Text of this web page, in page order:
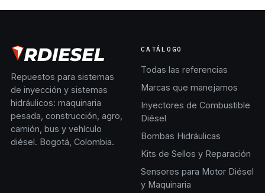
Repuestos para sistemas
de inyección y sistemas
hidráulicos: maquinaria
pesada, construcción, agro,
camión, bus y vehículo
diésel. Bogotá, Colombia.
CATÁLOGO
Todas las referencias
Marcas que manejamos
Inyectores de Combustible
Diésel
Bombas Hidráulicas
Kits de Sellos y Reparación
Sensores para Motor Diésel
y Maquinaria